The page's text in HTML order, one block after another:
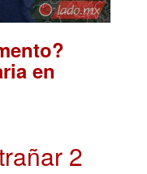
en
2